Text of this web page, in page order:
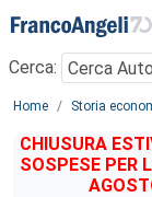
Menu
Cerca:
Main content
Home Storia
CHIUSURA
SOSPESE PER